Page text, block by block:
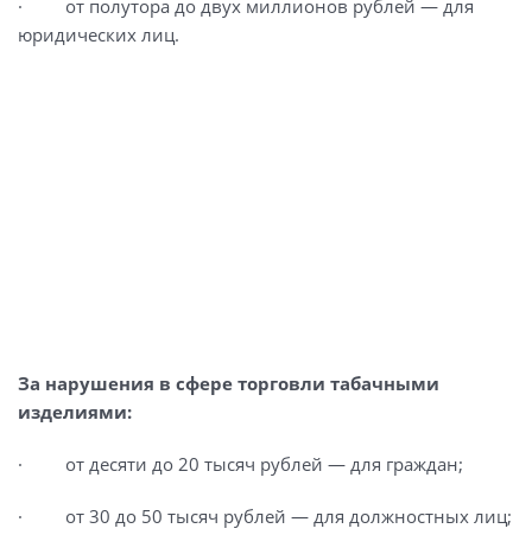
· от полутора до двух миллионов рублей — для
юридических лиц.
За нарушения в сфере торговли табачными
изделиями:
· от десяти до 20 тысяч рублей — для граждан;
· от 30 до 50 тысяч рублей — для должностных лиц;